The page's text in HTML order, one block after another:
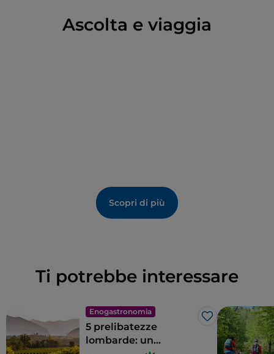
Ascolta e viaggia
Scopri di più
Ti potrebbe interessare
Enogastronomia
Like
5 prelibatezze
lombarde: un